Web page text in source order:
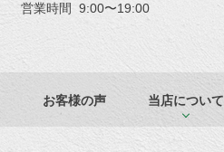
営業時間 9:00〜19:00
お客様の声 当店について